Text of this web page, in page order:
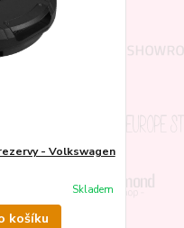
- Volkswagen
Skladem
košíku